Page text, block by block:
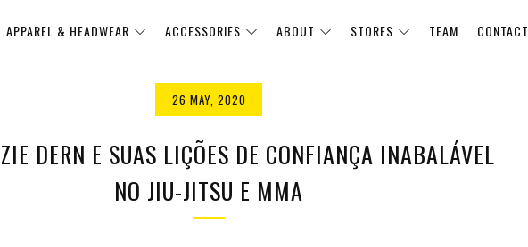
APPAREL & HEADWEAR ACCESSORIES ABOUT STORES TEAM CONTACT
DERN E SUAS LIÇÕES DE CONFIANÇA INABALÁVEL
NO JIU-JITSU E MMA
26 MAY, 2020